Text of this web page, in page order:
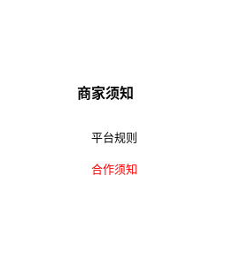
商家须知
平台规则
合作须知